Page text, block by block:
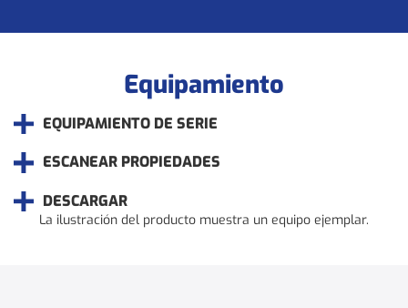
Equipamiento
EQUIPAMIENTO DE SERIE
ESCANEAR PROPIEDADES
DESCARGAR
La ilustración del producto muestra un equipo ejemplar.